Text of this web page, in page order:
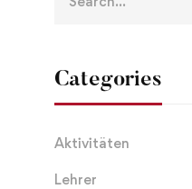
Categories
Aktivitäten
Lehrer